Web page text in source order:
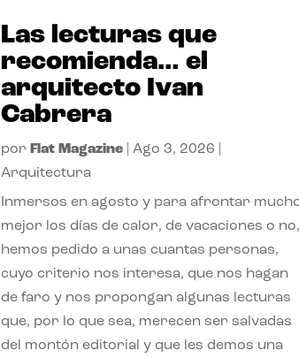
Las lecturas que
recomienda… el
arquitecto Ivan
Cabrera
por Flat Magazine| Ago 3, 2026
Arquitectura
Inmersos en agosto y para afrontar
mejor los días de calor, de vacaciones o no,
hemos pedido a unas cuantas personas,
cuyo criterio nos interesa, que nos hagan
de faro y nos propongan algunas lecturas
que, por lo que sea, merecen ser salvadas
del montón editorial y que les demos una